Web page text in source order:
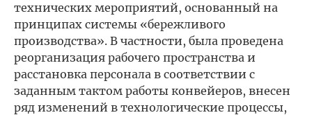
технических мероприятий, основанный на
принципах системы «бережливого
производства». В частности, была проведена
реорганизация рабочего пространства и
расстановка персонала в соответствии с
заданным тактом работы конвейеров, внесен
ряд изменений в технологические процессы,